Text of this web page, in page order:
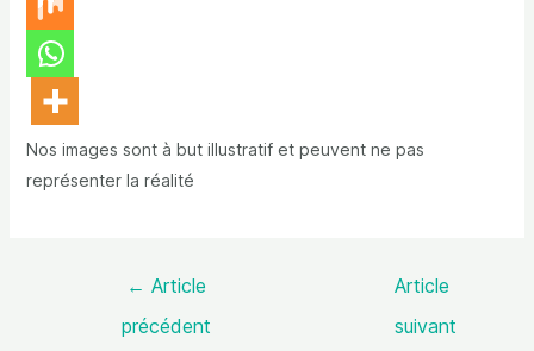
Nos images sont à but illustratif et peuvent ne pas
représenter la réalité
← Article
précédent
Article
suivant